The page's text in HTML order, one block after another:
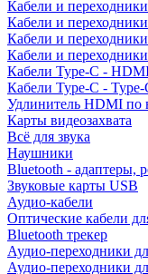
Кабели и
Кабели и
Кабели и
Кабели и
Кабели Type-C -
Кабели Type-C -
Удлинитель HDMI по
Карты видеозахвата
Всё для звука
Наушники
Bluetooth - адаптеры,
Звуковые карты USB
Аудио-кабели
Оптические кабели
Bluetooth трекер
Аудио-переходники
Аудио-переходники